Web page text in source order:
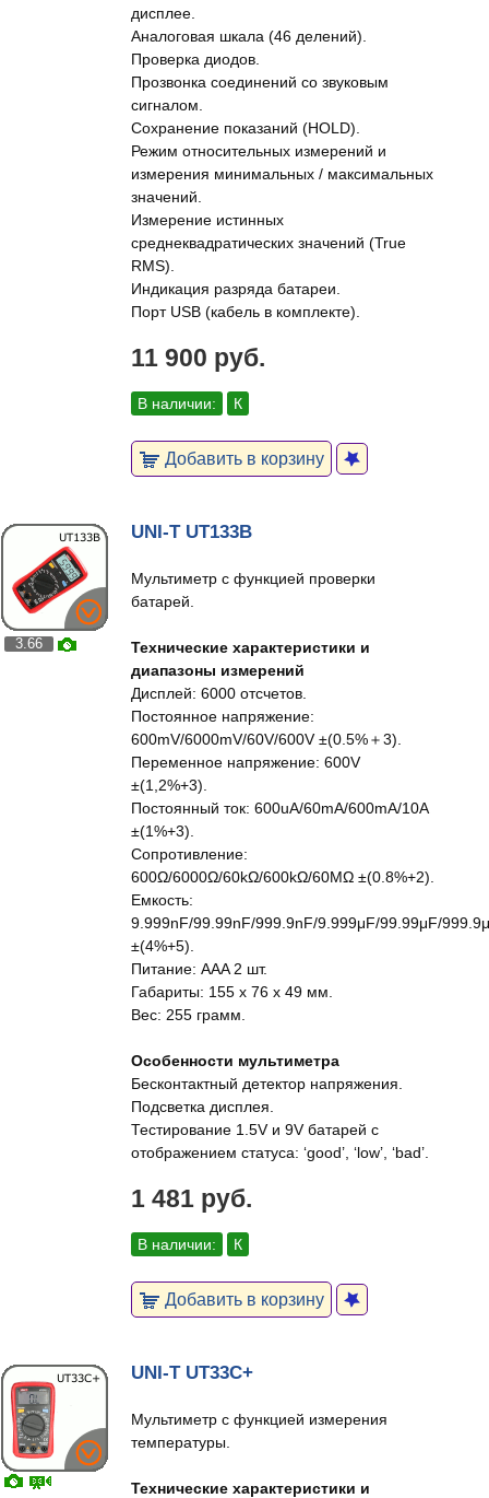
дисплее.
Аналоговая шкала (46 делений).
Проверка диодов.
Прозвонка соединений со звуковым
сигналом.
Сохранение показаний (HOLD).
Режим относительных измерений и
измерения минимальных / максимальных
значений.
Измерение истинных
среднеквадратических значений (True
RMS).
Индикация разряда батареи.
Порт USB (кабель в комплекте).
11 900 руб.
В наличии: К
Добавить в корзину
3.66
UNI-T UT133B
Мультиметр с функцией проверки
батарей.
Технические характеристики и
диапазоны измерений
Дисплей: 6000 отсчетов.
Постоянное напряжение:
600mV/6000mV/60V/600V ±(0.5%＋3).
Переменное напряжение: 600V
±(1,2%+3).
Постоянный ток: 600uA/60mA/600mA/10A
±(1%+3).
Сопротивление:
600Ω/6000Ω/60kΩ/600kΩ/60MΩ ±(0.8%+2).
Емкость:
9.999nF/99.99nF/999.9nF/9.999μF/99.99μF/
±(4%+5).
Питание: AAA 2 шт.
Габариты: 155 x 76 x 49 мм.
Вес: 255 грамм.
Особенности мультиметра
Бесконтактный детектор напряжения.
Подсветка дисплея.
Тестирование 1.5V и 9V батарей с
отображением статуса: ‘good’, ‘low’, ‘bad’.
1 481 руб.
В наличии: К
Добавить в корзину
UNI-T UT33C+
Мультиметр с функцией измерения
температуры.
Технические характеристики и